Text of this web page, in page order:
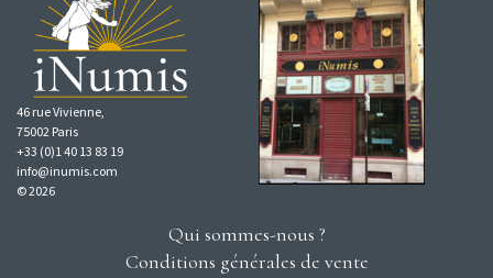
46 rue Vivienne,
75002 Paris
+33 (0)1 40 13 83 19
info@inumis.com
© 2026
Qui sommes-nous ?
Conditions générales de vente